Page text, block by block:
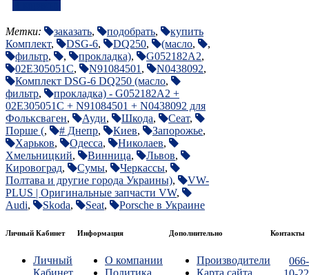
Метки: заказать, подобрать,
купить
Комплект, DSG-6, DQ250, (масло,
,
фильтр, , прокладка), G052182A2,
02E305051C, N91084501 , N0438092,
Комплект DSG-6 DQ250 (масло,
фильтр,
прокладка) - G052182A2 +
02E305051C + N91084501 + N0438092 для
Фольксваген, Ауди, Шкода, Сеат,
Порше (, # Днепр, Киев, Запорожье,
Харьков, Одесса, Николаев,
Хмельницкий, Винница, Львов,
Кировоград, Сумы, Черкассы,
Полтава и другие города Украины),
VW-
PLUS | Оригинальные запчасти VW,
Audi, Skoda, Seat, Porsche в Украине
Личный Кабинет
Личный
Информация
О компании
Дополнительно
Производители
Контакты